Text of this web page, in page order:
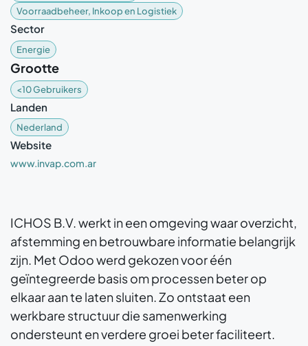
Voorraadbeheer, Inkoop en Logistiek
Sector
Energie
Grootte
<10 Gebruikers
Landen
Nederland
Website
www.invap.com.ar
ICHOS B.V. werkt in een omgeving waar overzicht,
afstemming en betrouwbare informatie belangrijk
zijn. Met Odoo werd gekozen voor één
geïntegreerde basis om processen beter op
elkaar aan te laten sluiten. Zo ontstaat een
werkbare structuur die samenwerking
ondersteunt en verdere groei beter faciliteert.